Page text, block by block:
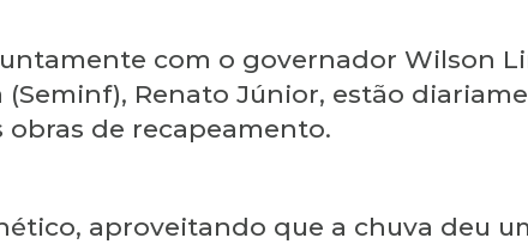
com o governador Wilson
Renato Júnior, estão
obras de recapeamento.
aproveitando que a chuva deu